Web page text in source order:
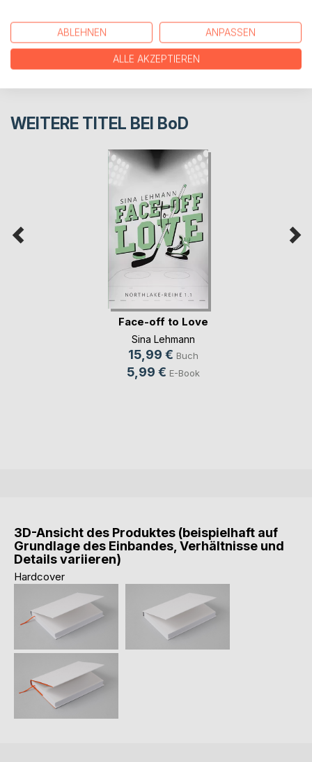
REZENSIONEN
WEITERE TITEL BEI BoD
Face-off to Love
Sina Lehmann
15,99 € Buch
5,99 € E-Book
3D-Ansicht des Produktes (beispielhaft auf
Grundlage des Einbandes, Verhältnisse und
Details variieren)
Hardcover
ABLEHNEN ANPASSEN
ALLE AKZEPTIEREN